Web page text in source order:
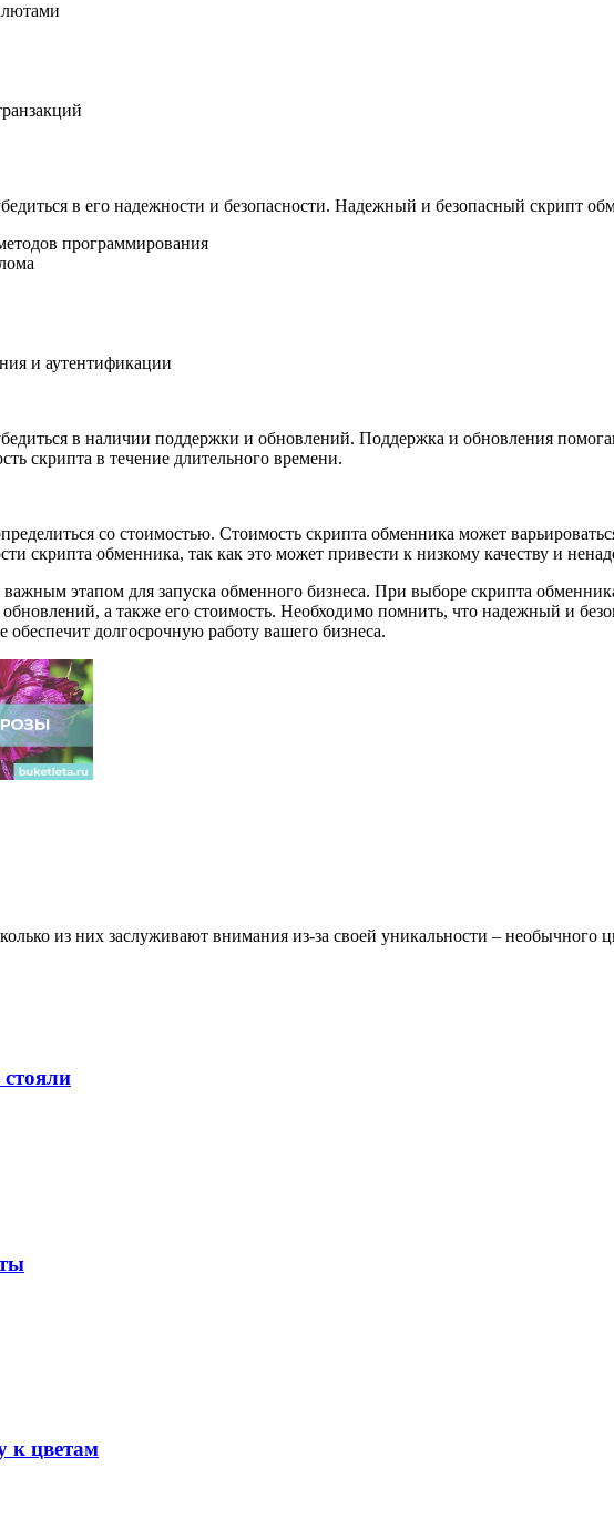
в его надежности и безопасности. Надежный и безопасный скрипт
программирования
и аутентификации
в наличии поддержки и обновлений. Поддержка и обновления
скрипта в течение длительного времени.
со стоимостью. Стоимость скрипта обменника может
скрипта обменника, так как это может привести к низкому качеству и
этапом для запуска обменного бизнеса. При выборе скрипта
а также его стоимость. Необходимо помнить, что надежный и
долгосрочную работу вашего бизнеса.
из них заслуживают внимания из-за своей уникальности – необычного
к цветам